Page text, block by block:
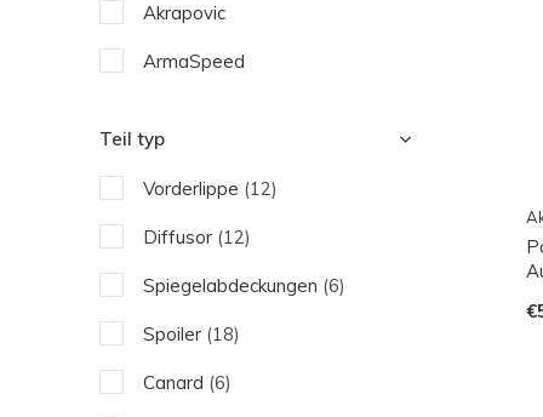
Akrapovic
ArmaSpeed
Eventuri
Fabspeed Motorsport
JHParts
Koshi
Revozport
Teil typ
Vorderlippe (12)
Diffusor (12)
Spiegelabdeckungen (6)
Spoiler (18)
Canard (6)